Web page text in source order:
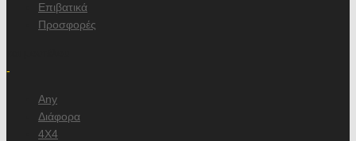
Επιβατικά
Προσφορές
-
Any
Διάφορα
4X4